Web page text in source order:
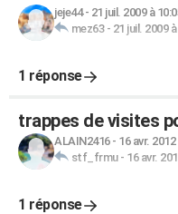
jeje44- 21 juil. 2009 à
mez63- 21 juil. 2009
1 réponse
trappes de visites
ALAIN2416- 16 avr. 2012
stf_frmu- 16 avr.
1 réponse